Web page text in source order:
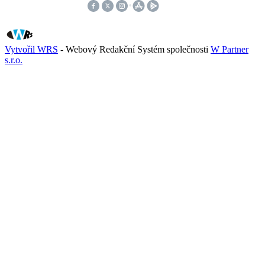
Vytvořil WRS - Webový Redakční Systém společnosti W Partner
s.r.o.